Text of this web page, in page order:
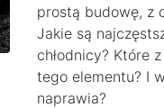
prostą budowę, z
Jakie są
chłodnicy? Które
tego elementu? I
naprawia?